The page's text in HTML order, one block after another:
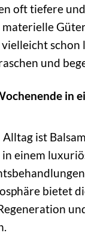
oft tiefere
und
in
ist
einem
bietet